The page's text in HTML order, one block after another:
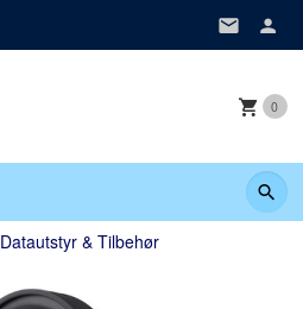
0
Datautstyr & Tilbehør